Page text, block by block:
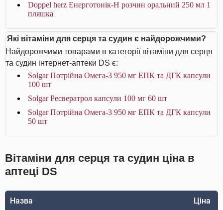
Doppel herz Енерготонік-H розчин оральний 250 мл 1
пляшка
Які вітаміни для серця та судин є найдорожчими?
Найдорожчими товарами в категорії вітаміни для серця
та судин інтернет-аптеки DS є:
Solgar Потрійна Омега-3 950 мг ЕПК та ДГК капсули
100 шт
Solgar Ресвератрол капсули 100 мг 60 шт
Solgar Потрійна Омега-3 950 мг ЕПК та ДГК капсули
50 шт
Вітаміни для серця та судин ціна в
аптеці DS
Назва Ціна